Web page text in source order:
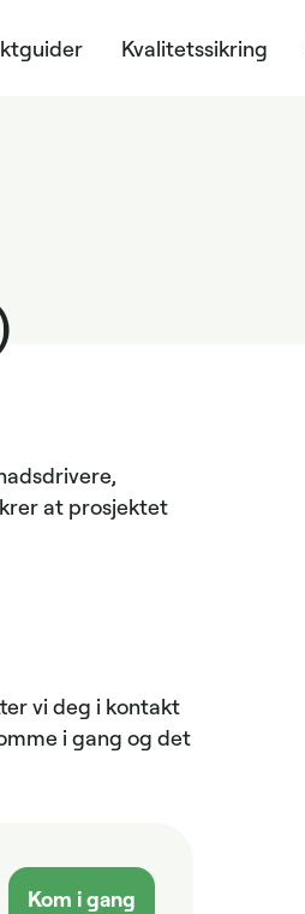
Kvalitetssikring
at prosjektet
vi deg i kontakt
i gang og det
Kom i gang